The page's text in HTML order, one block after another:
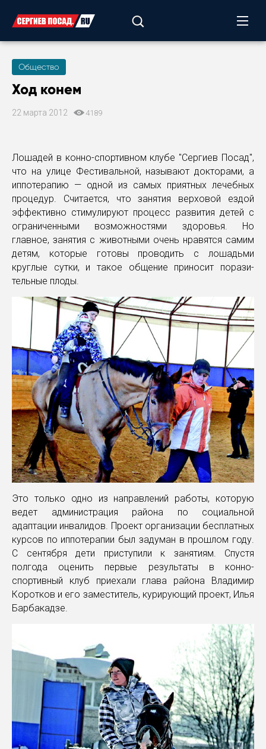
Общество
Ход конем
22 марта 2012 4189
Лошадей в конно-спортивном клубе "Сергиев Посад",
что на улице Фестивальной, называют докторами, а
иппотерапию — одной из самых приятных лечебных
процедур. Считается, что занятия верховой ездой
эффективно стимулируют процесс развития детей с
ограниченными возможностями здоровья. Но
главное, занятия с животными очень нравятся самим
детям, которые готовы проводить с лошадьми
круглые сутки, и такое общение приносит порази-
тельные плоды.
Это только одно из направлений работы, которую
ведет администрация района по социальной
адаптации инвалидов. Проект организации бесплатных
курсов по иппотерапии был задуман в прошлом году.
С сентября дети приступили к занятиям. Спустя
полгода оценить первые результаты в конно-
спортивный клуб приехали глава района Владимир
Коротков и его заместитель, курирующий проект, Илья
Барбакадзе.